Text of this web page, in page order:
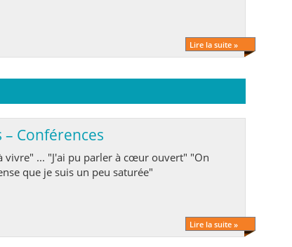
Lire la suite »
Conférences
que je suis un peu saturée"
Lire la suite »